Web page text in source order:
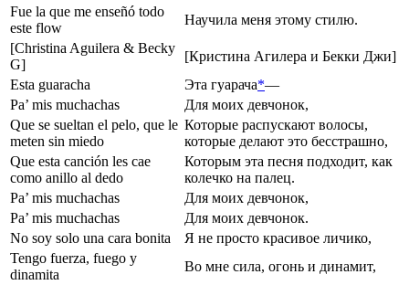
Fue la que me enseñó todo
este flow
Научила меня этому стилю.
[Christina Aguilera & Becky
G]
[Кристина Агилера и Бекки Джи]
Esta guaracha
Эта гуарача*—
Pa’ mis muchachas
Для моих девчонок,
Que se sueltan el pelo, que le
meten sin miedo
Которые распускают волосы,
которые делают это бесстрашно,
Que esta canción les cae
como anillo al dedo
Которым эта песня подходит, как
колечко на палец.
Pa’ mis muchachas
Для моих девчонок,
Pa’ mis muchachas
Для моих девчонок.
No soy solo una cara bonita
Я не просто красивое личико,
Tengo fuerza, fuego y
dinamita
Во мне сила, огонь и динамит,